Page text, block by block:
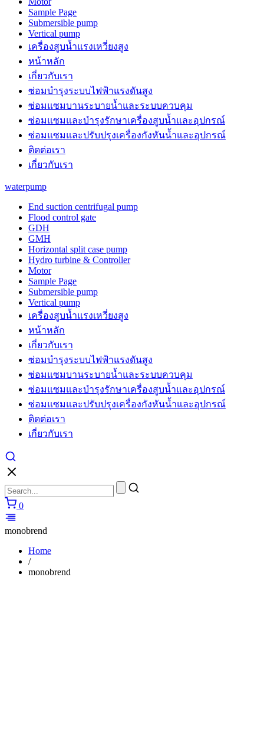
Sample Page
Submersible pump
Vertical pump
เครื่องสูบน้ำแรงเหวี่ยงสูง
หน้าหลัก
เกี่ยวกับเรา
ซ่อมบำรุงระบบไฟฟ้าแรงดันสูง
ซ่อมแซมบานระบายน้ำและระบบควบคุม
ซ่อมแซมและบำรุงรักษาเครื่องสูบน้ำและอุปกรณ์
ซ่อมแซมและปรับปรุงเครื่องกังหันน้ำและอุปกรณ์
ติดต่อเรา
เกี่ยวกับเรา
waterpump
End suction centrifugal pump
Flood control gate
GDH
GMH
Horizontal split case pump
Hydro turbine & Controller
Motor
Sample Page
Submersible pump
Vertical pump
เครื่องสูบน้ำแรงเหวี่ยงสูง
หน้าหลัก
เกี่ยวกับเรา
ซ่อมบำรุงระบบไฟฟ้าแรงดันสูง
ซ่อมแซมบานระบายน้ำและระบบควบคุม
ซ่อมแซมและบำรุงรักษาเครื่องสูบน้ำและอุปกรณ์
ซ่อมแซมและปรับปรุงเครื่องกังหันน้ำและอุปกรณ์
ติดต่อเรา
เกี่ยวกับเรา
0
monobrend
Home
/
monobrend